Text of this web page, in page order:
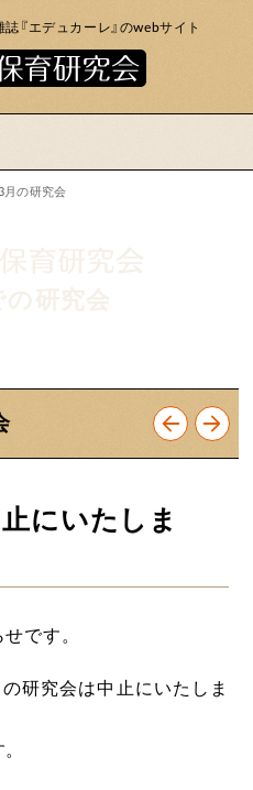
『エデュカーレ』のwebサイト
月の研究会
にいたしま
です。
研究会は中止にいたしま